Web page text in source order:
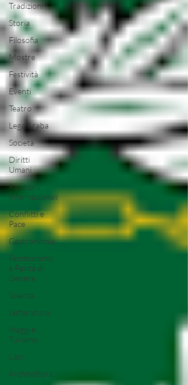
Tradizioni
Storia
Filosofia
Mostre
Festività
Eventi
Teatro
Lega Araba
Società
Diritti
Umani
Relazioni
Internazionali
Conflitti e
Pace
Gastronomia
Femminismo
e Parità di
Genere
Scienza
Letteratura
Viaggi e
Turismo
Libri
Architettura